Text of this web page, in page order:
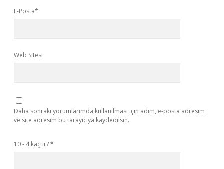
E-Posta*
Web Sitesi
Daha sonraki yorumlarımda kullanılması için adım, e-posta adresim
ve site adresim bu tarayıcıya kaydedilsin.
10 - 4 kaçtır?*